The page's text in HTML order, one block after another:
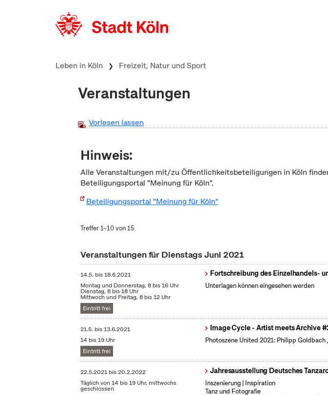
Leben in Köln Freizeit, Natur und Sport
Veranstaltungen
Vorlesen lassen
Hinweis:
Alle Veranstaltungen mit/zu Öffentlichkeitsbeteiligungen in Köln
Beteiligungsportal "Meinung für Köln".
Beteiligungsportal "Meinung für Köln"
Treffer 1–10 von 15
Veranstaltungen für Dienstags Juni 2021
14.5. bis18.6.2021
Montag und Donnerstag, 8 bis 16 Uhr
Dienstag, 8 bis 18 Uhr
Mittwoch und Freitag, 8 bis 12 Uhr
Eintritt frei
Fortschreibung des Einzelhandels-
Unterlagen können eingesehen werden
21.5. bis13.6.2021
14 bis 19 Uhr
Eintritt frei
Image Cycle - Artist meets Archive
Photoszene United 2021: Philipp
22.5.2021 bis20.2.2022
Täglich von 14 bis 19 Uhr, mittwochs
geschlossen
Jahresausstellung Deutsches
Inszenierung | Inspiration
Tanz und Fotografie